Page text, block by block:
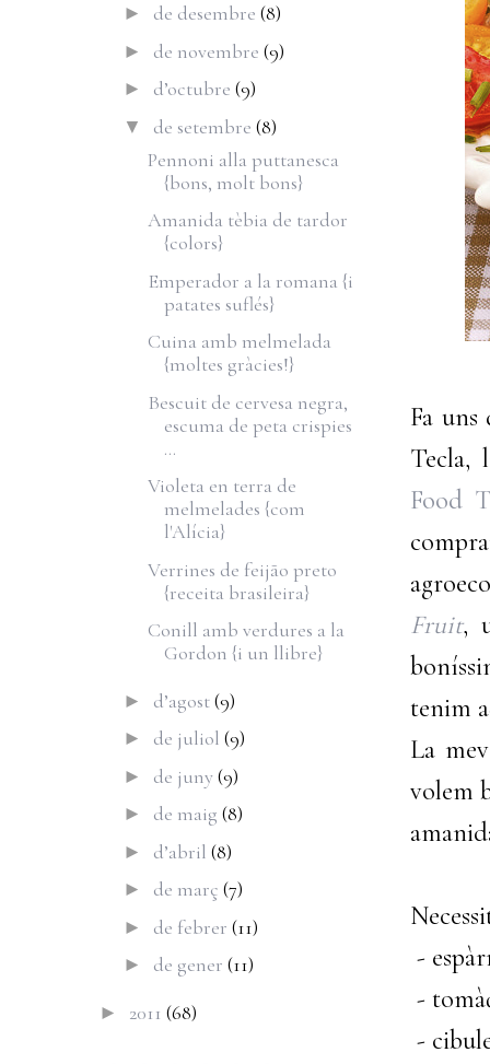
Fa uns
Tecla,
Food
Fruit,
tenim
La
volem
-
-
-
► de desembre (8)
► de novembre (9)
► d’octubre (9)
▼ de setembre (8)
Pennoni alla puttanesca
{bons, molt bons}
Amanida tèbia de tardor
{colors}
Emperador a la romana {i
patates suflés}
Cuina amb melmelada
{moltes gràcies!}
Bescuit de cervesa negra,
escuma de peta crispies
...
Violeta en terra de
melmelades {com
l'Alícia}
Verrines de feijão preto
{receita brasileira}
Conill amb verdures a la
Gordon {i un llibre}
► d’agost(9)
► de juliol (9)
► de juny(9)
► de maig (8)
► d’abril (8)
► de març (7)
► de febrer (11)
► de gener (11)
► 2011 (68)